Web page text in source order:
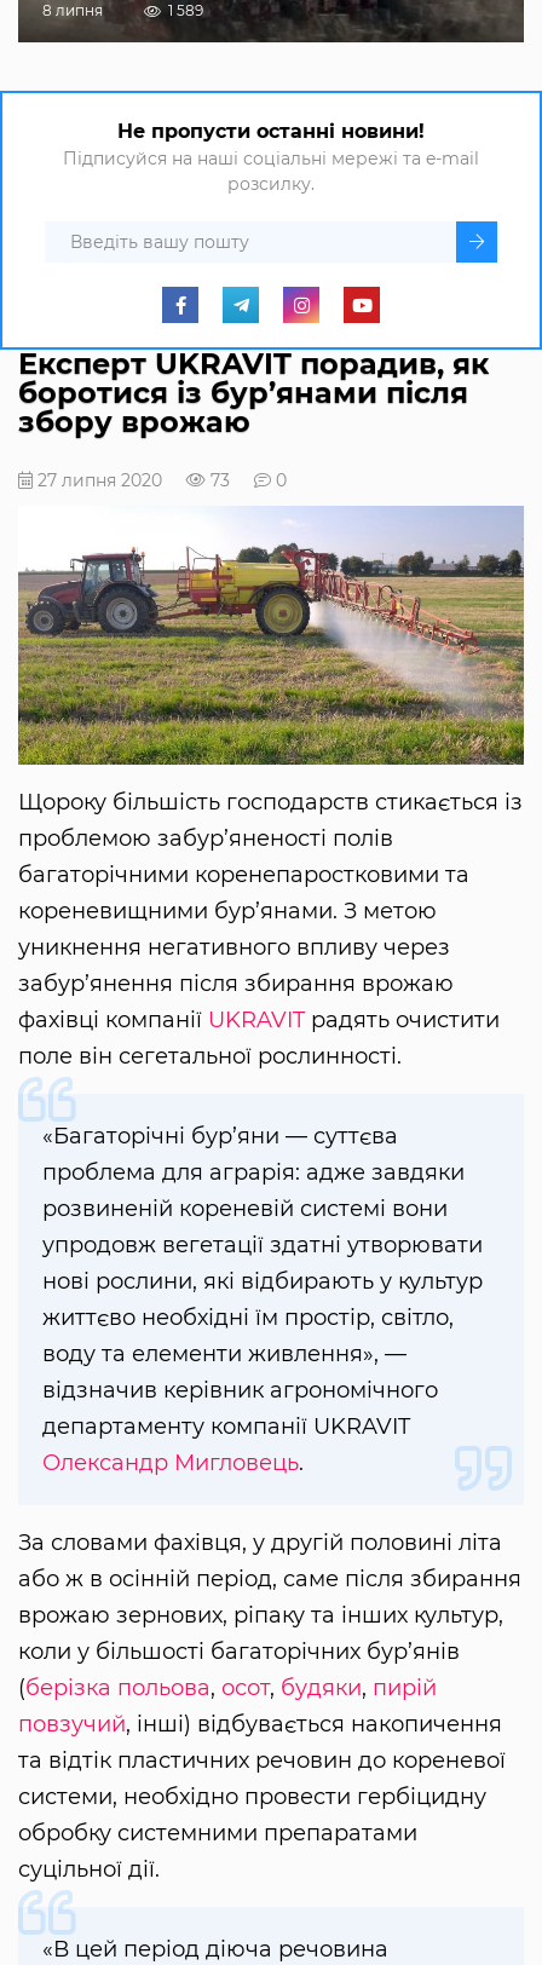
8 липня 1 589
Не пропусти останні новини!
Підписуйся на наші соціальні мережі та e-mail
розсилку.
Експерт UKRAVIT порадив, як
боротися із бур’янами після
збору врожаю
27 липня 2020 73 0
Щороку більшість господарств стикається із
проблемою забур’яненості полів
багаторічними коренепаростковими та
кореневищними бур’янами. З метою
уникнення негативного впливу через
забур’янення після збирання врожаю
фахівці компанії UKRAVITрадять очистити
поле він сегетальної рослинності.
«Багаторічні бур’яни — суттєва
проблема для аграрія: адже завдяки
розвиненій кореневій системі вони
упродовж вегетації здатні утворювати
нові рослини, які відбирають у культур
життєво необхідні їм простір, світло,
воду та елементи живлення», —
відзначив керівник агрономічного
департаменту компанії UKRAVIT
Олександр Мигловець.
За словами фахівця, у другій половині літа
або ж в осінній період, саме після збирання
врожаю зернових, ріпаку та інших культур,
коли у більшості багаторічних бур’янів
(берізка польова, осот, будяки, пирій
повзучий, інші) відбувається накопичення
та відтік пластичних речовин до кореневої
системи, необхідно провести гербіцидну
обробку системними препаратами
суцільної дії.
«В цей період діюча речовина